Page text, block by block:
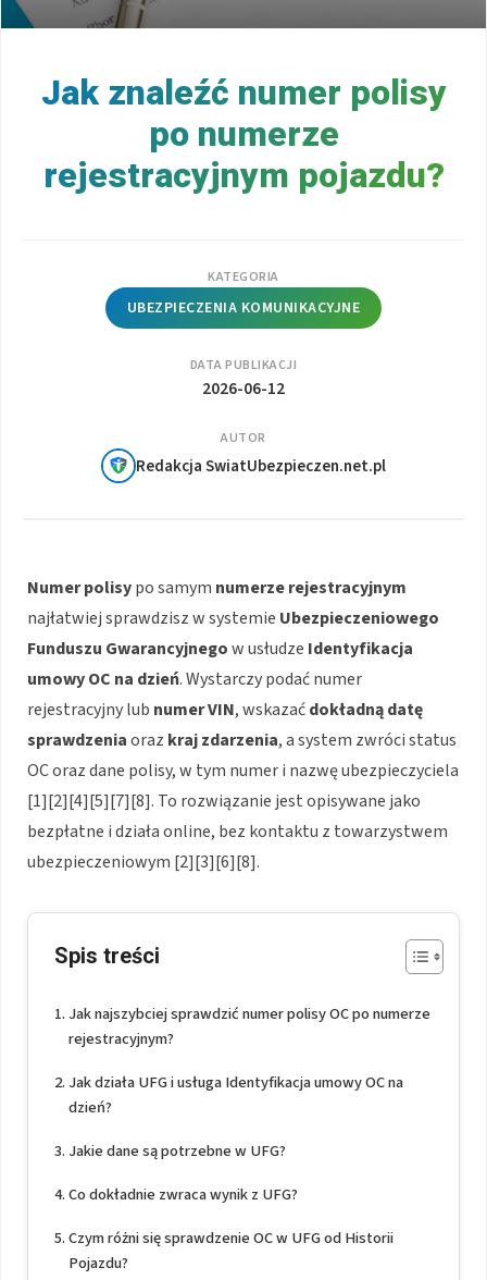
Jak znaleźć numer polisy
po numerze
rejestracyjnym pojazdu?
KATEGORIA
UBEZPIECZENIA KOMUNIKACYJNE
DATA PUBLIKACJI
2026-06-12
AUTOR
Redakcja SwiatUbezpieczen.net.pl
Numer polisypo samym numerze rejestracyjnym
najłatwiej sprawdzisz w systemie Ubezpieczeniowego
Funduszu Gwarancyjnegow usłudze Identyfikacja
umowy OC na dzień. Wystarczy podać numer
rejestracyjny lub numer VIN, wskazaćdokładną datę
sprawdzeniaoraz kraj zdarzenia, a system zwróci status
OC oraz dane polisy, w tym numer i nazwę ubezpieczyciela
[1][2][4][5][7][8]. To rozwiązanie jest opisywane jako
bezpłatne i działa online, bez kontaktu z towarzystwem
ubezpieczeniowym [2][3][6][8].
Spis treści
Jak najszybciej sprawdzić numer polisy OC po numerze
rejestracyjnym?
Jak działa UFG i usługa Identyfikacja umowy OC na
dzień?
Jakie dane są potrzebne w UFG?
Co dokładnie zwraca wynik z UFG?
Czym różni się sprawdzenie OC w UFG od Historii
Pojazdu?